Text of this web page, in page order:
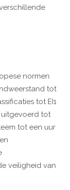
normen
tot
tot EI1
uitgevoerd tot
tot een uur
veiligheid van